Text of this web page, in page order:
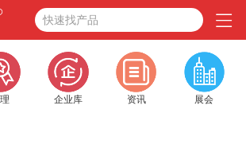
快速找产品
企业库 资讯 展会